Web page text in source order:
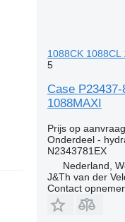
1088CK 1088CL
5
Case
1088MAXI
Prijs op aanvraag
Onderdeel -
N2343781EX
Nederland,
J&Th van der
Contact